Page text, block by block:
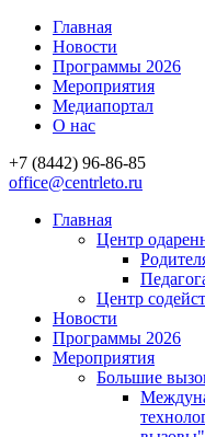
Главная
Новости
Программы 2026
Мероприятия
Медиапортал
О нас
+7 (8442) 96-86-85
office@centrleto.ru
Главная
Центр
Центр
Новости
Программы 2026
Мероприятия
Большие